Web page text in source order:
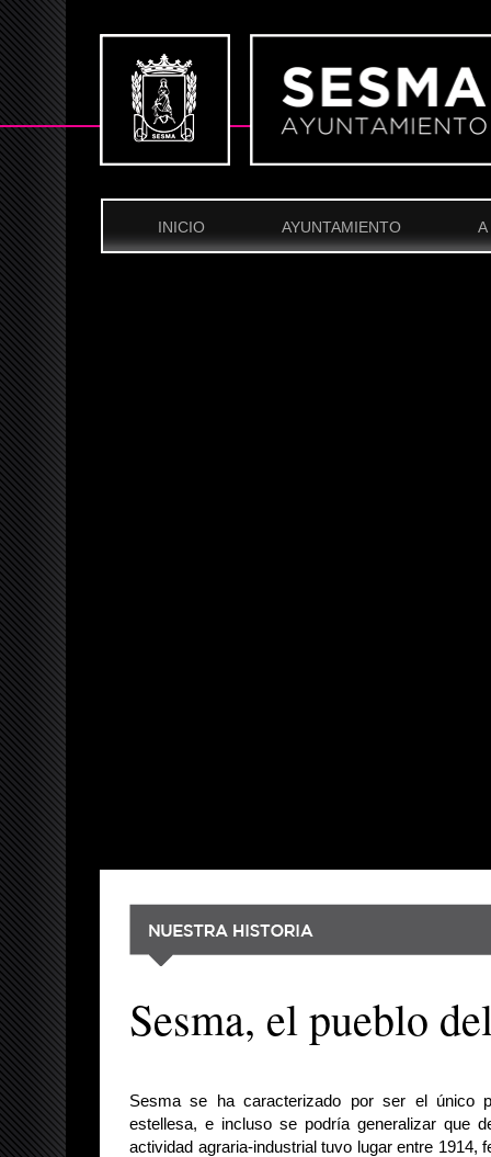
INICIO AYUNTAMIENTO A
Sesma, el pueblo
Sesma se ha caracterizado por ser el único
estellesa, e incluso se podría generalizar que
actividad agraria-industrial tuvo lugar entre 1914,